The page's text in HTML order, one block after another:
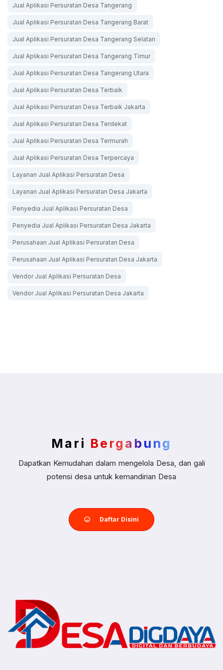
Jual Aplikasi Persuratan Desa Tangerang
Jual Aplikasi Persuratan Desa Tangerang Barat
Jual Aplikasi Persuratan Desa Tangerang Selatan
Jual Aplikasi Persuratan Desa Tangerang Timur
Jual Aplikasi Persuratan Desa Tangerang Utara
Jual Aplikasi Persuratan Desa Terbaik
Jual Aplikasi Persuratan Desa Terbaik Jakarta
Jual Aplikasi Persuratan Desa Terdekat
Jual Aplikasi Persuratan Desa Termurah
Jual Aplikasi Persuratan Desa Terpercaya
Layanan Jual Aplikasi Persuratan Desa
Layanan Jual Aplikasi Persuratan Desa Jakarta
Penyedia Jual Aplikasi Persuratan Desa
Penyedia Jual Aplikasi Persuratan Desa Jakarta
Perusahaan Jual Aplikasi Persuratan Desa
Perusahaan Jual Aplikasi Persuratan Desa Jakarta
Vendor Jual Aplikasi Persuratan Desa
Vendor Jual Aplikasi Persuratan Desa Jakarta
Mari Bergabung
Dapatkan Kemudahan dalam mengelola Desa, dan gali
potensi desa untuk kemandirian Desa
Daftar Disini